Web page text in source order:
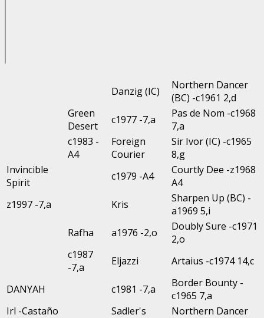
Danzig (IC)
Northern Dancer
(BC) -c1961 2,d
Green
Desert
c1977 -7,a
Pas de Nom -c1968
7,a
c1983 -
A4
Foreign
Courier
Sir Ivor (IC) -c1965
8,g
Invincible
Spirit
c1979 -A4
Courtly Dee -z1968
A4
z1997 -7,a
Kris
Sharpen Up (BC) -
a1969 5,i
Rafha
a1976 -2,o
Doubly Sure -c1971
2,o
c1987
-7,a
Eljazzi Artaius -c1974 14,c
DANYAH c1981 -7,a
Border Bounty -
c1965 7,a
Irl -Castaño
Sadler's
Northern Dancer